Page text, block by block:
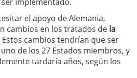
el apoyo de Alemania,
cambios en los tratados de la
Estos cambios tendrían que ser
de los 27 Estados miembros, y
tardaría años, según los